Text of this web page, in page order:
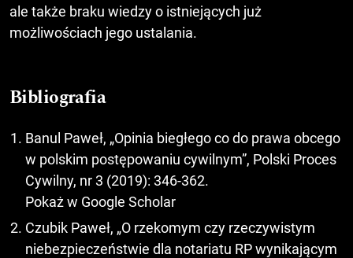
ale także braku wiedzy o istniejących już
możliwościach jego ustalania.
Bibliografia
Banul Paweł, „Opinia biegłego co do prawa obcego
w polskim postępowaniu cywilnym”, Polski Proces
Cywilny, nr 3 (2019): 346-362.
Pokaż w Google Scholar
Czubik Paweł, „O rzekomym czy rzeczywistym
niebezpieczeństwie dla notariatu RP wynikającym